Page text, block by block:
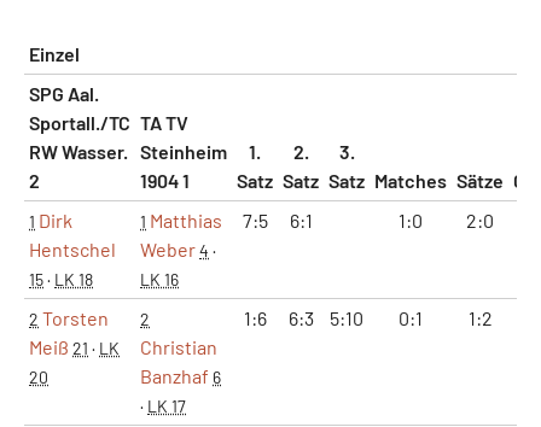
Einzel
SPG Aal.
Sportall./TC
RW Wasser.
2
TA TV
Steinheim
1904 1
1.
Satz
2.
Satz
3.
Satz Matches Sätze
1 Dirk
Hentschel
15· LK 18
1 Matthias
Weber4 ·
LK 16
7:5 6:1 1:0 2:0
2 Torsten
Meiß 21 · LK
20
2
Christian
Banzhaf 6
· LK 17
1:6 6:3 5:10 0:1 1:2